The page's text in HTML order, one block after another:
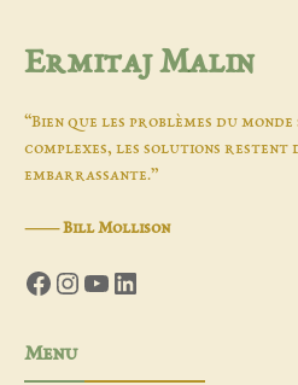
Ermitaj Malin
“Bien que les problèmes du
complexes, les solutions restent
embarrassante.”
―Bill Mollison
Facebook
Instagram
YouTube
LinkedIn
Menu